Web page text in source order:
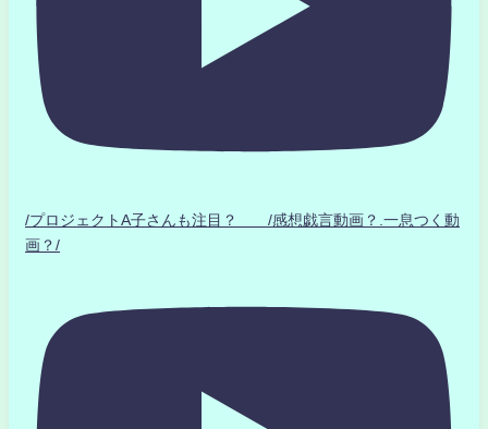
/プロジェクトA子さんも注目？ /感想戯言動画？.一息つく動
画？/